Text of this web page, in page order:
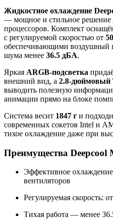
Жидкостное охлаждение
— мощное и стильное решение
процессоров. Комплект
с регулируемой скоростью от
обеспечивающими воздушный
шума менее 36.5 дБА.
Яркая ARGB-подсветка
внешний вид, а 2.8-дюймовый
выводить полезную
анимации прямо на блоке
Система весит 1847 г и
современных сокетов Intel и
тихое охлаждение даже при
Преимущества
Эффективное
вентиляторов
Регулируемая скорость:
Тихая работа — менее